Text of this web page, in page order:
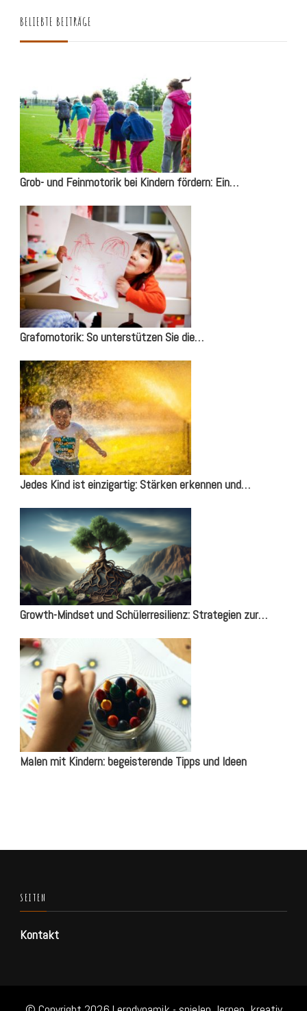
BELIEBTE BEITRÄGE
Grob- und Feinmotorik bei Kindern fördern: Ein…
Grafomotorik: So unterstützen Sie die…
Jedes Kind ist einzigartig: Stärken erkennen und…
Growth-Mindset und Schülerresilienz: Strategien zur…
Malen mit Kindern: begeisterende Tipps und Ideen
SEITEN
Kontakt